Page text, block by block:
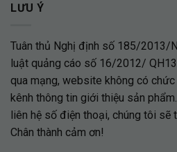
LƯU Ý
Tuân thủ Nghị định số 185/2013/
luật quảng cáo số 16/2012/
qua mạng, website không có
kênh thông tin giới thiệu sản
liên hệ số điện thoại, chúng tôi sẽ
Chân thành cảm ơn!